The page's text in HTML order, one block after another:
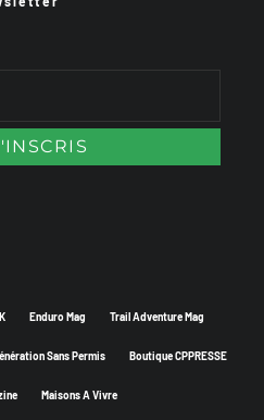
Enduro Mag Trail Adventure Mag
Sans Permis Boutique CPPRESSE
Maisons A Vivre